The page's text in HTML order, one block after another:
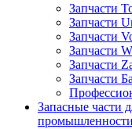
Запчасти
Запчасти
Запчасти
Запчасти
Запчасти
Запчасти
Запасные части
промышленности